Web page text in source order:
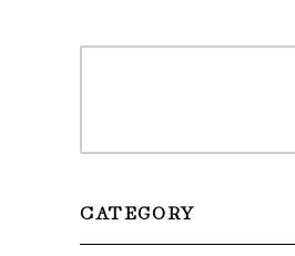
CATEGORY